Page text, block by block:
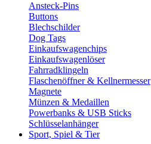
Ansteck-Pins
Buttons
Blechschilder
Dog Tags
Einkaufswagenchips
Einkaufswagenlöser
Fahrradklingeln
Flaschenöffner & Kellnermesser
Magnete
Münzen & Medaillen
Powerbanks & USB Sticks
Schlüsselanhänger
Sport, Spiel & Tier